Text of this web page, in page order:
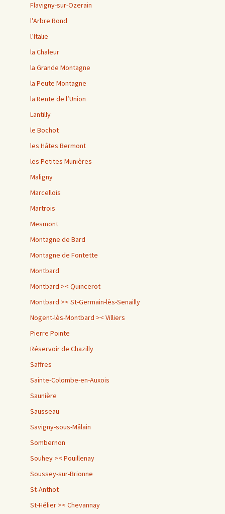
Flavigny-sur-Ozerain
l’Arbre Rond
l’Italie
la Chaleur
la Grande Montagne
la Peute Montagne
la Rente de l’Union
Lantilly
le Bochot
les Hâtes Bermont
les Petites Munières
Maligny
Marcellois
Martrois
Mesmont
Montagne de Bard
Montagne de Fontette
Montbard
Montbard >< Quincerot
Montbard >< St-Germain-lès-Senailly
Nogent-lès-Montbard >< Villiers
Pierre Pointe
Réservoir de Chazilly
Saffres
Sainte-Colombe-en-Auxois
Saunière
Sausseau
Savigny-sous-Mâlain
Sombernon
Souhey >< Pouillenay
Soussey-sur-Brionne
St-Anthot
St-Hélier >< Chevannay